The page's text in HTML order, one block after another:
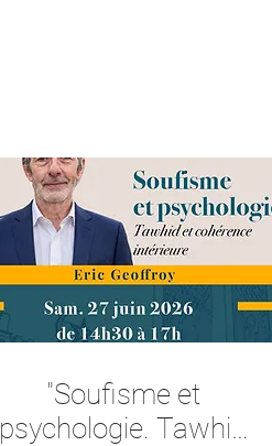
"Soufisme et
psychologie. Tawhid